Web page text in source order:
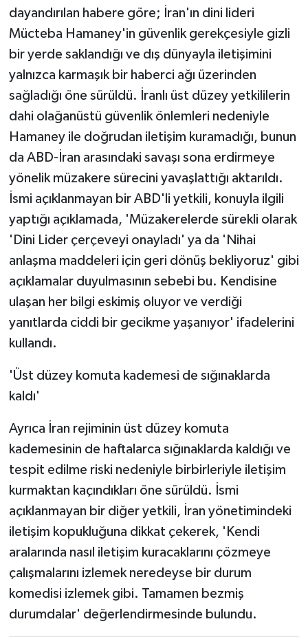
dayandırılan habere göre; İran'ın dini lideri
Mücteba Hamaney'in güvenlik gerekçesiyle gizli
bir yerde saklandığı ve dış dünyayla iletişimini
yalnızca karmaşık bir haberci ağı üzerinden
sağladığı öne sürüldü. İranlı üst düzey yetkililerin
dahi olağanüstü güvenlik önlemleri nedeniyle
Hamaney ile doğrudan iletişim kuramadığı, bunun
da ABD-İran arasındaki savaşı sona erdirmeye
yönelik müzakere sürecini yavaşlattığı aktarıldı.
İsmi açıklanmayan bir ABD'li yetkili, konuyla ilgili
yaptığı açıklamada, 'Müzakerelerde sürekli olarak
'Dini Lider çerçeveyi onayladı' ya da 'Nihai
anlaşma maddeleri için geri dönüş bekliyoruz' gibi
açıklamalar duyulmasının sebebi bu. Kendisine
ulaşan her bilgi eskimiş oluyor ve verdiği
yanıtlarda ciddi bir gecikme yaşanıyor' ifadelerini
kullandı.
'Üst düzey komuta kademesi de sığınaklarda
kaldı'
Ayrıca İran rejiminin üst düzey komuta
kademesinin de haftalarca sığınaklarda kaldığı ve
tespit edilme riski nedeniyle birbirleriyle iletişim
kurmaktan kaçındıkları öne sürüldü. İsmi
açıklanmayan bir diğer yetkili, İran yönetimindeki
iletişim kopukluğuna dikkat çekerek, 'Kendi
aralarında nasıl iletişim kuracaklarını çözmeye
çalışmalarını izlemek neredeyse bir durum
komedisi izlemek gibi. Tamamen bezmiş
durumdalar' değerlendirmesinde bulundu.